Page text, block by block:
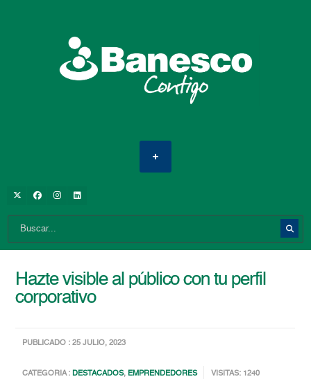
Hazte visible al público con tu perfil
corporativo
PUBLICADO : 25 JULIO, 2023
CATEGORIA :DESTACADOS, EMPRENDEDORES VISITAS: 1240